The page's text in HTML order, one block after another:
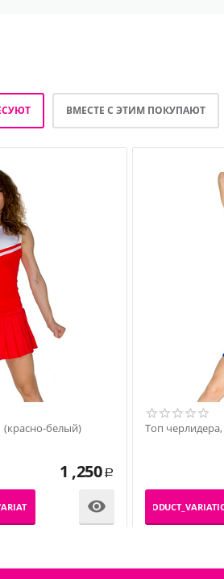
ВМЕСТЕ С ЭТИМ ПОКУПАЮТ
белый)
1 ,250 Р

Топ